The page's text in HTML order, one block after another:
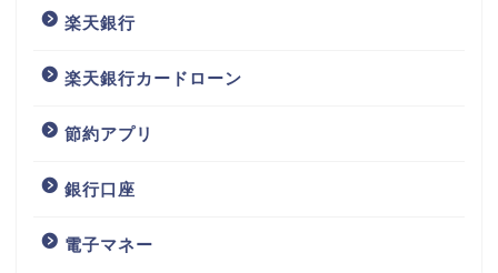
楽天銀行
楽天銀行カードローン
節約アプリ
銀行口座
電子マネー